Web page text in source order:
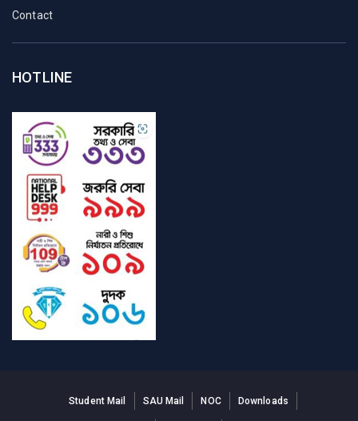
Contact
HOTLINE
Student Mail SAU Mail NOC Downloads